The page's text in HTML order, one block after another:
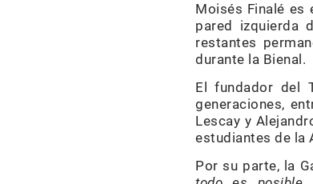
Moisés Finalé es
pared izquierda
restantes
durante la Bienal.
El fundador del
generaciones,
Lescay y
estudiantes de la
Por su parte, la